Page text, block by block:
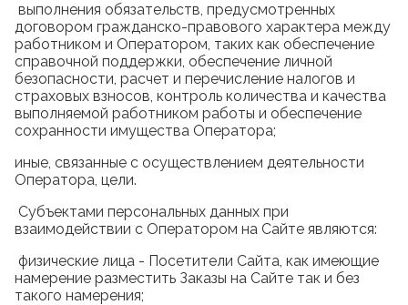
выполнения обязательств, предусмотренных
договором гражданско-правового характера между
работником и Оператором, таких как обеспечение
справочной поддержки, обеспечение личной
безопасности, расчет и перечисление налогов и
страховых взносов, контроль количества и качества
выполняемой работником работы и обеспечение
сохранности имущества Оператора;
иные, связанные с осуществлением деятельности
Оператора, цели.
Субъектами персональных данных при
взаимодействии с Оператором на Сайте являются:
физические лица - Посетители Сайта, как имеющие
намерение разместить Заказы на Сайте так и без
такого намерения;